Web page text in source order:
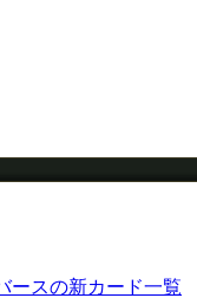
ースの新カード一覧